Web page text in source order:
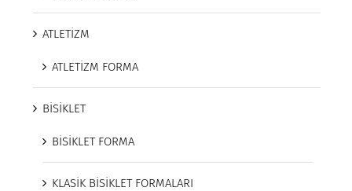
ATLETİZM
ATLETİZM FORMA
BİSİKLET
BİSİKLET FORMA
KLASİK BİSİKLET FORMALARI